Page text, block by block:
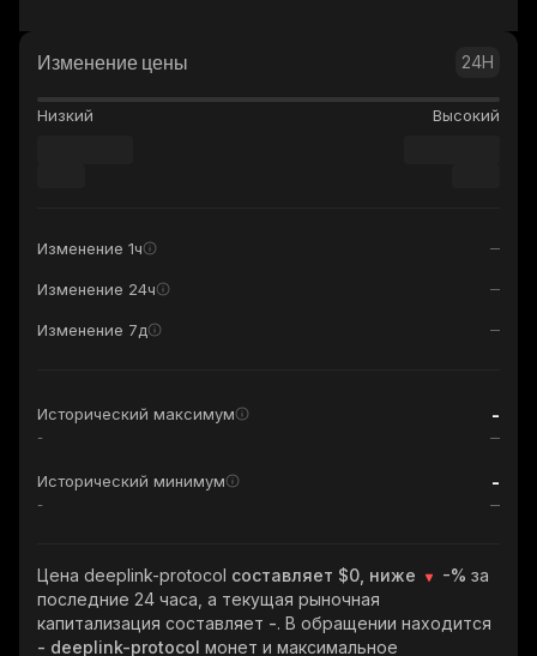
Изменение цены 24H
Низкий Высокий
Изменение 1ч
Изменение 24ч
Изменение 7д
Исторический максимум -
-
Исторический минимум -
-
Цена deeplink-protocol составляет $0, ниже -% за
последние 24 часа, а текущая рыночная
капитализация составляет -. В обращении находится
- deeplink-protocol монет и максимальное